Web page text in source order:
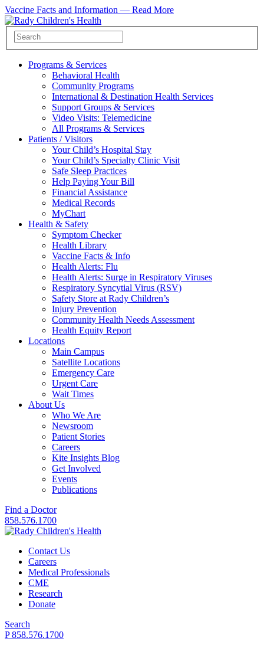
Vaccine Facts and Information — Read More
Programs & Services
Behavioral Health
Community Programs
International & Destination Health Services
Support Groups & Services
Video Visits: Telemedicine
All Programs & Services
Patients / Visitors
Your Child’s Hospital Stay
Your Child’s Specialty Clinic Visit
Safe Sleep Practices
Help Paying Your Bill
Financial Assistance
Medical Records
MyChart
Health & Safety
Symptom Checker
Health Library
Vaccine Facts & Info
Health Alerts: Flu
Health Alerts: Surge in Respiratory Viruses
Respiratory Syncytial Virus (RSV)
Safety Store at Rady Children’s
Injury Prevention
Community Health Needs Assessment
Health Equity Report
Locations
Main Campus
Satellite Locations
Emergency Care
Urgent Care
Wait Times
About Us
Who We Are
Newsroom
Patient Stories
Careers
Kite Insights Blog
Get Involved
Events
Publications
Find a Doctor
858.576.1700
Contact Us
Careers
Medical Professionals
CME
Research
Donate
Search
P 858.576.1700